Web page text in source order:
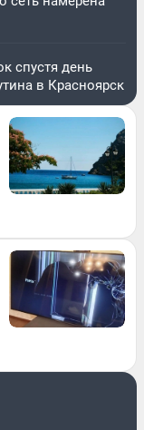
спустя день
в Красноярск